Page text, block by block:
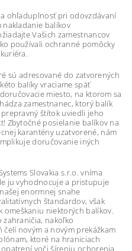
ohľaduplnosť pri odovzdávaní
balíkov
Vašich zamestnancov
používali ochranné pomôcky
sú adresované do zatvorených
balíky vraciame späť
miesto, na ktorom sa
zamestnanec, ktorý balík
štítok uviedli jeho
Zbytočné posielanie balíkov na
karantény uzatvorené, nám
doručovanie iných
Slovakia s.r.o. vníma
ju vyhodnocuje a pristupuje
enormnej snahe
štandardov, však
omeškaniu niektorých balíkov.
zahraničia, nakoľko
novým a novým prekážkam
ktoré na hraniciach
voči šíreniu ochorenia